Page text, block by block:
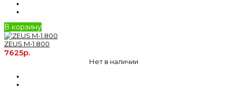
В корзину
ZEUS M-1.800
7625р.
Нет в наличии